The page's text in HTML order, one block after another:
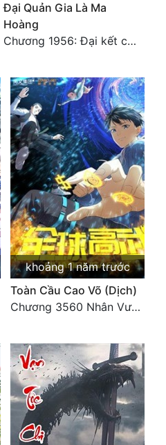
Đại Quản Gia Là Ma
Hoàng
Chương 1956: Đại kết cục
khoảng 1 năm trước
Toàn Cầu Cao Võ (Dịch)
Chương 3560 Nhân Vương trở về - END